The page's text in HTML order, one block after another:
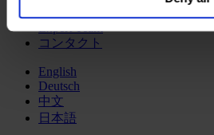
Expert Team
コンタクト
English
Deutsch
中文
日本語